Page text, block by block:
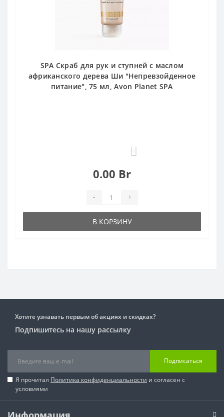
SPA Скраб для рук и ступней с маслом
африканского дерева Ши "Непревзойденное
питание", 75 мл, Avon Planet SPA
0.00 Br
- +
В КОРЗИНУ
Хотите узнавать первым об акциях и скидках?
Подпишитесь на нашу рассылку
Подписаться
Я прочитал Политика конфиденциальности и согласен с
условиями